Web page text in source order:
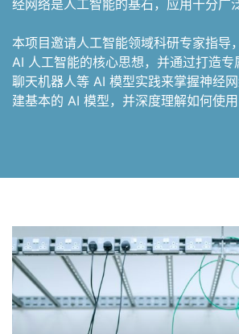
经网络是人工智能的基石，应用十分广泛
本项目邀请人工智能领域科研专家指导
AI 人工智能的核心思想，并通过打造专
聊天机器人等 AI 模型实践来掌握神经
建基本的 AI 模型，并深度理解如何使用